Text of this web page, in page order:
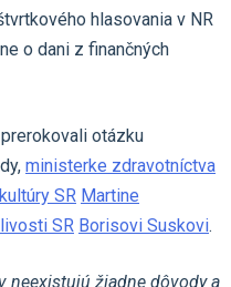
hlasovania v NR
o dani z finančných
otázku
ministerke zdravotníctva
SR Martine
SR Borisovi Suskovi.
neexistujú žiadne dôvody a